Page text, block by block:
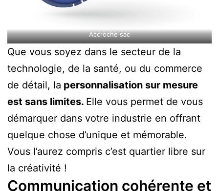
Accroche sac
Que vous soyez dans le secteur de la
technologie, de la santé, ou du commerce
de détail, la personnalisation sur mesure
est sans limites. Elle vous permet de vous
démarquer dans votre industrie en offrant
quelque chose d’unique et mémorable.
Vous l’aurez compris c’est quartier libre sur
la créativité !
Communication cohérente et